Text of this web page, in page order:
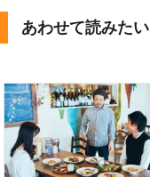
あわせて読みたい